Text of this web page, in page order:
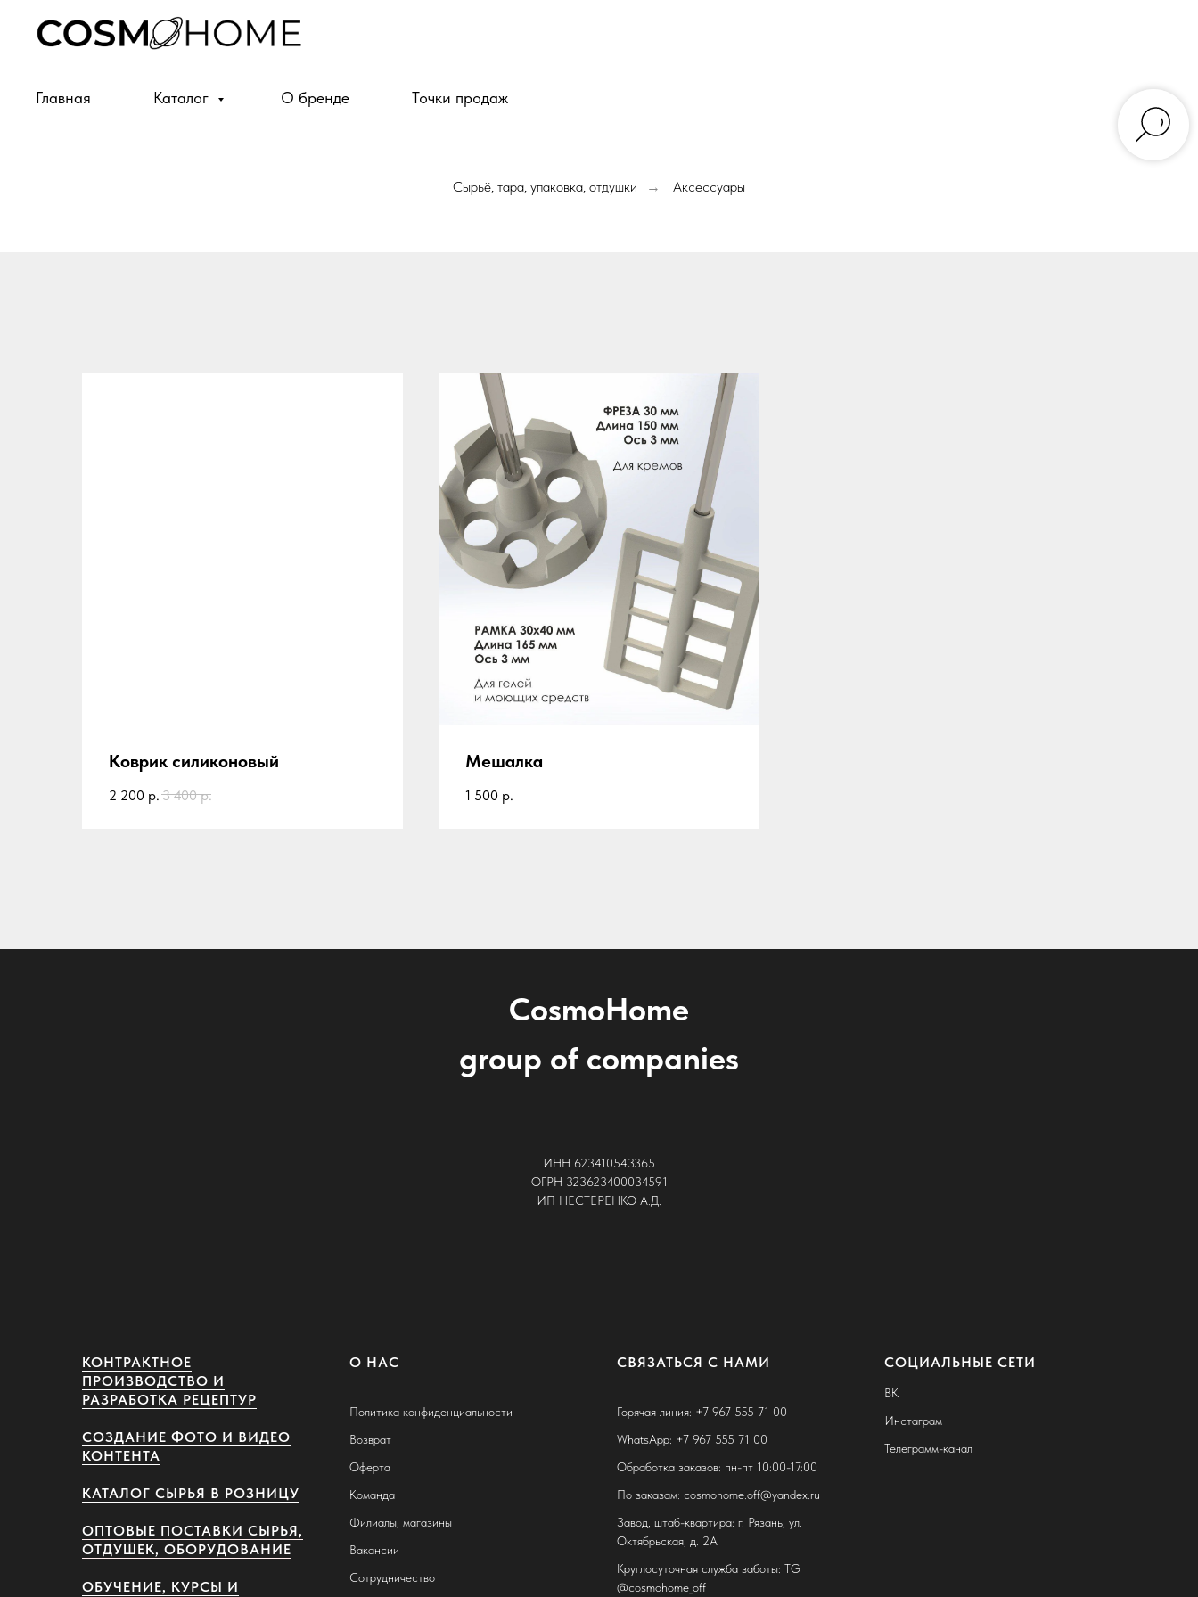
Главная Каталог О бренде Точки продаж
Сырьё, тара, упаковка, отдушки → Аксессуары
Коврик силиконовый
2 200 р. 3 400 р.
Мешалка
1 500 р.
CosmoHome
group of companies
ИНН 623410543365
ОГРН 323623400034591
ИП НЕСТЕРЕНКО А.Д.
КОНТРАКТНОЕ
ПРОИЗВОДСТВО И
РАЗРАБОТКА РЕЦЕПТУР
СОЗДАНИЕ ФОТО И ВИДЕО
КОНТЕНТА
КАТАЛОГ СЫРЬЯ В РОЗНИЦУ
ОПТОВЫЕ ПОСТАВКИ СЫРЬЯ,
ОТДУШЕК, ОБОРУДОВАНИЕ
ОБУЧЕНИЕ, КУРСЫ И
О НАС
Политика конфиденциальности
Возврат
Оферта
Команда
Филиалы, магазины
Вакансии
Сотрудничество
СВЯЗАТЬСЯ С НАМИ
Горячая линия: +7 967 555 71 00
WhatsApp: +7 967 555 71 00
Обработка заказов: пн-пт 10:00-17:00
По заказам: cosmohome.off@yandex.ru
Завод, штаб-квартира: г. Рязань, ул.
Октябрьская, д. 2А
Круглосуточная служба заботы: TG
@cosmohome_off
СОЦИАЛЬНЫЕ СЕТИ
ВК
Инстаграм
Телеграмм-канал